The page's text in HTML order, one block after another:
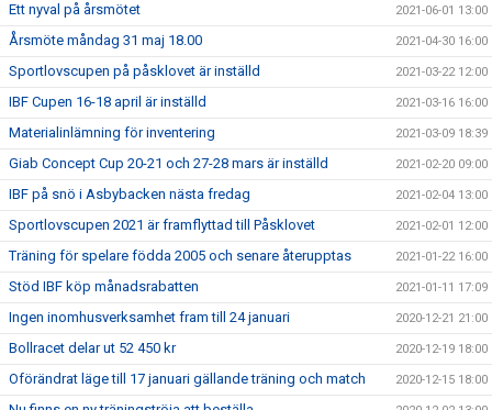
Ett nyval på årsmötet 2021-06-01 13:00
Årsmöte måndag 31 maj 18.00 2021-04-30 16:00
Sportlovscupen på påsklovet är inställd 2021-03-22 12:00
IBF Cupen 16-18 april är inställd 2021-03-16 16:00
Materialinlämning för inventering 2021-03-09 18:39
Giab Concept Cup 20-21 och 27-28 mars är inställd 2021-02-20 09:00
IBF på snö i Asbybacken nästa fredag 2021-02-04 13:00
Sportlovscupen 2021 är framflyttad till Påsklovet 2021-02-01 12:00
Träning för spelare födda 2005 och senare återupptas 2021-01-22 16:00
Stöd IBF köp månadsrabatten 2021-01-11 17:09
Ingen inomhusverksamhet fram till 24 januari 2020-12-21 21:00
Bollracet delar ut 52 450 kr 2020-12-19 18:00
Oförändrat läge till 17 januari gällande träning och match 2020-12-15 18:00